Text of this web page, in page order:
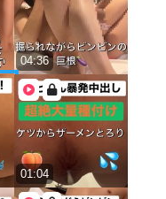
04:36
01:04